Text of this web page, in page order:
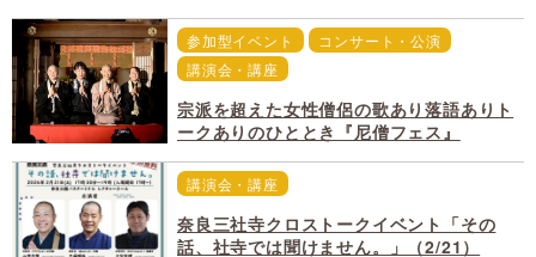
参加型イベント
コンサート・公演
講演会・講座
宗派を超えた女性僧侶の歌あり落語ありト
ークありのひととき『尼僧フェス』
講演会・講座
奈良三社寺クロストークイベント「その
話、社寺では聞けません。」（2/21）